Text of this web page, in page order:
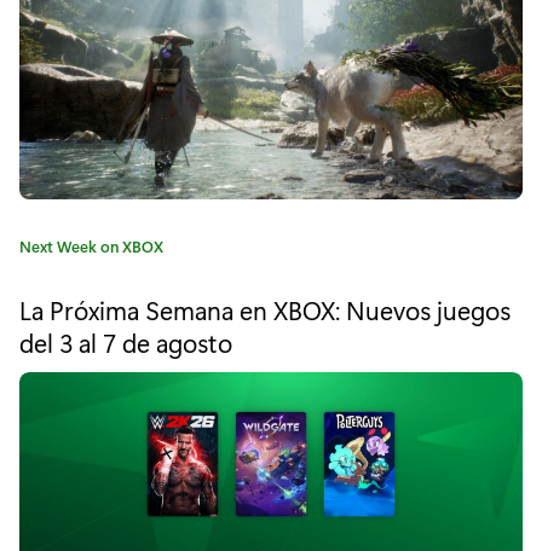
W
a
r
g
o
e
:
T
i
C
e
g
o
Next Week on XBOX
La Próxima Semana en XBOX: Nuevos juegos
del 3 al 7 de agosto